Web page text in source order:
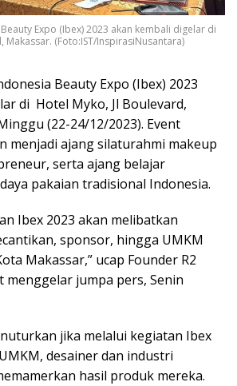
Beauty Expo (Ibex) 2023 akan kembali digelar di
Makassar. (Foto:IST/InspirasiNusantara)
Beauty Expo (Ibex) 2023
di Hotel Myko, Jl Boulevard,
(22-24/12/2023). Event
menjadi ajang silaturahmi makeup
serta ajang belajar
pakaian tradisional Indonesia.
Ibex 2023 akan melibatkan
sponsor, hingga UMKM
Makassar,” ucap Founder R2
menggelar jumpa pers, Senin
jika melalui kegiatan Ibex
desainer dan industri
hasil produk mereka.